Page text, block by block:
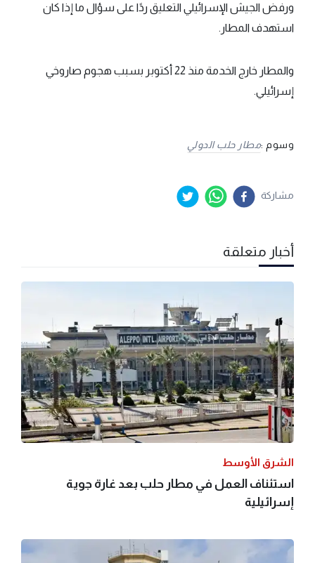
ورفض الجيش الإسرائيلي التعليق ردًا على سؤال ما إذا كان
استهدف المطار.
والمطار خارج الخدمة منذ 22 أكتوبر بسبب هجوم صاروخي
إسرائيلي.
وسوم :مطار حلب الدولي
مشاركة
أخبار متعلقة
الشرق الأوسط
استئناف العمل في مطار حلب بعد غارة جوية
إسرائيلية